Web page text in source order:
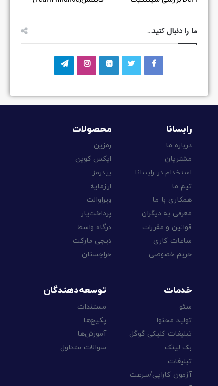
ما را دنبال کنید…
رابسانا
درباره ما
مشتریان
استخدام در رابسانا
تیم ما
همکاری با ما
معرفی به دیگران
قوانین و مقررات
ساعات کاری
حریم خصوصی
محصولات
رمزین
ایکس کوین
بیدرمز
ارزمایه
ویراوالت
پرداخت‌یار
درگاه واسط
دیجی مارکت
حراجستان
خدمات
سئو
تولید محتوا
تبلیغات کلیکی گوگل
بک لینک
تبلیغات
آزمون کارایی/سرعت
توسعه‌دهندگان
مستندات
پکیج‌ها
آموزش‌ها
سوالات متداول